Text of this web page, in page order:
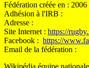
Fédération créée en : 2006
Adhésion à l'IRB :
Adresse :
Site Internet : https://
Facebook : https://
Email de la fédération :
Wikipédia équipe